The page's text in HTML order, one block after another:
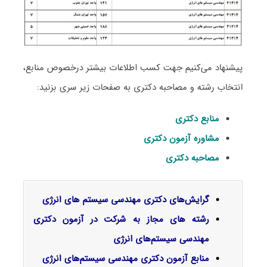
پیشنهاد می‌کنیم جهت کسب اطلاعات بیشتر درخصوص منابع،
انتخاب رشته و مصاحبه دکتری به صفحات زیر سری بزنید:
منابع دکتری
مشاوره آزمون دکتری
مصاحبه دکتری
گرایش‌های دکتری مهندسی سیستم ‌های انرژی
رشته های مجاز به شرکت در آزمون دکتری
مهندسی سیستم‌های انرژی
منابع آزمون دکتری مهندسی سیستم‌های انرژی